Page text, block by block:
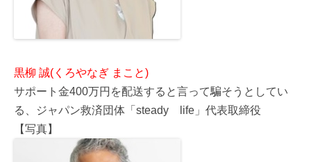
黒柳 誠(くろやなぎ まこと)
サポート金400万円を配送すると言って騙そうとしてい
る、ジャパン救済団体「steady life」代表取締役
【写真】